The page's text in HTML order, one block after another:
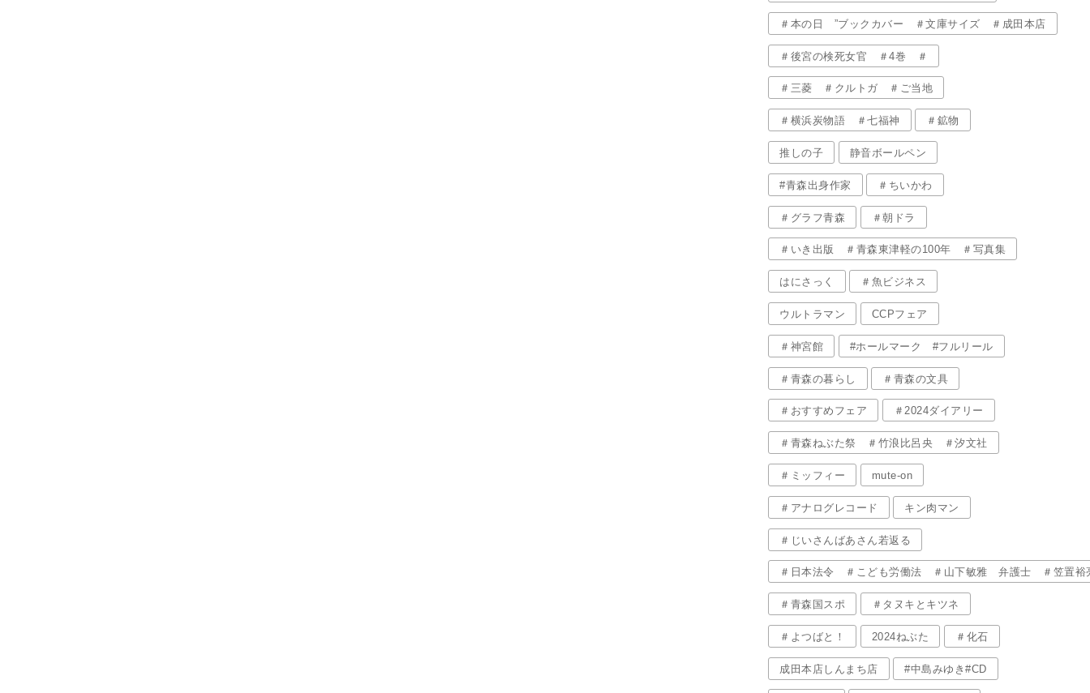
＃本の日 ”ブックカバー ＃文庫サイズ ＃成田本店
＃後宮の検死女官 ＃4巻 ＃
＃三菱 ＃クルトガ ＃ご当地
＃横浜炭物語 ＃七福神 ＃鉱物
推しの子 静音ボールペン
#青森出身作家 ＃ちいかわ
＃グラフ青森 ＃朝ドラ
＃いき出版 ＃青森東津軽の100年 ＃写真集
はにさっく ＃魚ビジネス
ウルトラマン CCPフェア
＃神宮館 #ホールマーク #フルリール
＃青森の暮らし ＃青森の文具
＃おすすめフェア ＃2024ダイアリー
＃青森ねぶた祭 ＃竹浪比呂央 ＃汐文社
＃ミッフィー mute-on
＃アナログレコード キン肉マン
＃じいさんばあさん若返る
＃日本法令 ＃こども労働法 ＃山下敏雅 弁護士 ＃笠置
＃青森国スポ ＃タヌキとキツネ
＃よつばと！ 2024ねぶた ＃化石
成田本店しんまち店 #中島みゆき#CD